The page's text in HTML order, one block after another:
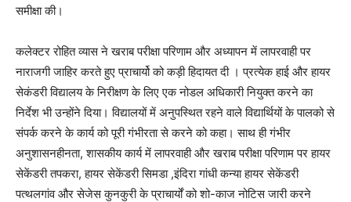
समीक्षा की।
कलेक्टर रोहित व्यास ने खराब परीक्षा परिणाम और अध्यापन में लापरवाही पर
नाराजगी जाहिर करते हुए प्राचार्यो को कड़ी हिदायत दी । प्रत्येक हाई और हायर
सेकंडरी विद्यालय के निरीक्षण के लिए एक नोडल अधिकारी नियुक्त करने का
निर्देश भी उन्होंने दिया। विद्यालयों में अनुपस्थित रहने वाले विद्यार्थियों के पालको से
संपर्क करने के कार्य को पूरी गंभीरता से करने को कहा। साथ ही गंभीर
अनुशासनहीनता, शासकीय कार्य में लापरवाही और खराब परीक्षा परिणाम पर हायर
सेकेंडरी तपकरा, हायर सेकेंडरी सिमडा ,इंदिरा गांधी कन्या हायर सेकेंडरी
पत्थलगांव‌ और सेजेस कुनकुरी के प्राचार्यों को शो-काज नोटिस जारी करने